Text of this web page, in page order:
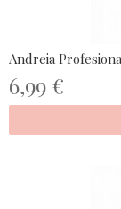
Andreia
6,99 €